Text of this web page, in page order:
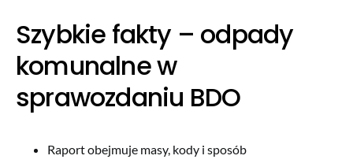
Szybkie fakty – odpady
komunalne w
sprawozdaniu BDO
Raport obejmuje masy, kody i sposób